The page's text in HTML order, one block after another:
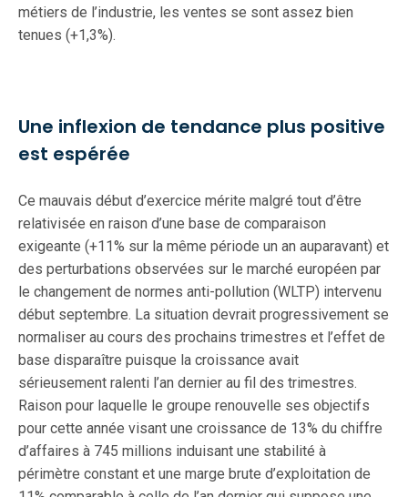
métiers de l’industrie, les ventes se sont assez bien
tenues (+1,3%).
Une inflexion de tendance plus positive
est espérée
Ce mauvais début d’exercice mérite malgré tout d’être
relativisée en raison d’une base de comparaison
exigeante (+11% sur la même période un an auparavant) et
des perturbations observées sur le marché européen par
le changement de normes anti-pollution (WLTP) intervenu
début septembre. La situation devrait progressivement se
normaliser au cours des prochains trimestres et l’effet de
base disparaître puisque la croissance avait
sérieusement ralenti l’an dernier au fil des trimestres.
Raison pour laquelle le groupe renouvelle ses objectifs
pour cette année visant une croissance de 13% du chiffre
d’affaires à 745 millions induisant une stabilité à
périmètre constant et une marge brute d’exploitation de